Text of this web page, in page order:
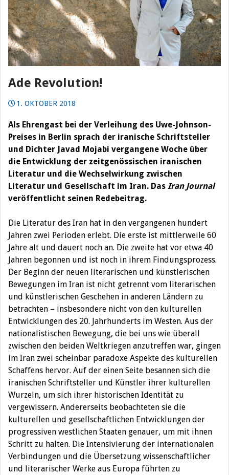
Ade Revolution!
1. OKTOBER 2018
Als Ehrengast bei der Verleihung des Uwe-Johnson-
Preises in Berlin sprach der iranische Schriftsteller
und Dichter Javad Mojabi vergangene Woche über
die Entwicklung der zeitgenössischen iranischen
Literatur und die Wechselwirkung zwischen
Literatur und Gesellschaft im Iran. Das Iran Journal
veröffentlicht seinen Redebeitrag.
Die Literatur des Iran hat in den vergangenen hundert
Jahren zwei Perioden erlebt. Die erste ist mittlerweile 60
Jahre alt und dauert noch an. Die zweite hat vor etwa 40
Jahren begonnen und ist noch in ihrem Findungsprozess.
Der Beginn der neuen literarischen und künstlerischen
Bewegungen im Iran ist nicht getrennt vom literarischen
und künstlerischen Geschehen in anderen Ländern zu
betrachten – insbesondere nicht von den kulturellen
Entwicklungen des 20. Jahrhunderts im Westen. Aus der
nationalistischen Bewegung, die bei uns wie überall
zwischen den beiden Weltkriegen anzutreffen war, gingen
im Iran zwei scheinbar paradoxe Aspekte des kulturellen
Schaffens hervor. Auf der einen Seite besannen sich die
iranischen Schriftsteller und Künstler ihrer kulturellen
Wurzeln, um sich ihrer historischen Identität zu
vergewissern. Andererseits beobachteten sie die
kulturellen und gesellschaftlichen Entwicklungen der
progressiven westlichen Staaten genauer, um mit ihnen
Schritt zu halten. Die Intensivierung der internationalen
Verbindungen und die Übersetzung wissenschaftlicher
und literarischer Werke aus Europa führten zu